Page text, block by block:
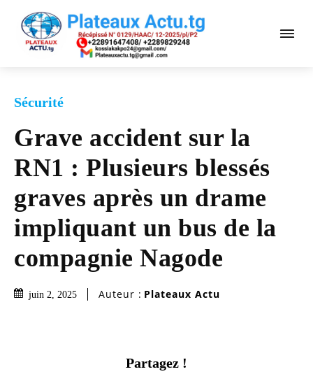
Sécurité
Grave accident sur la
RN1 : Plusieurs blessés
graves après un drame
impliquant un bus de la
compagnie Nagode
juin 2, 2025 Auteur : Plateaux Actu
Partagez !